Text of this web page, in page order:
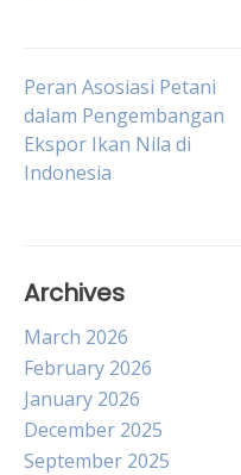
Post
navigation
Peran Asosiasi Petani
dalam Pengembangan
Ekspor Ikan Nila di
Indonesia
Archives
March 2026
February 2026
January 2026
December 2025
September 2025